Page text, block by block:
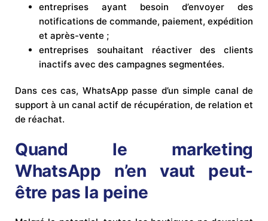
entreprises ayant besoin d’envoyer des
notifications de commande, paiement, expédition
et après-vente ;
entreprises souhaitant réactiver des clients
inactifs avec des campagnes segmentées.
Dans ces cas, WhatsApp passe d’un simple canal de
support à un canal actif de récupération, de relation et
de réachat.
Quand le marketing
WhatsApp n’en vaut peut-
être pas la peine